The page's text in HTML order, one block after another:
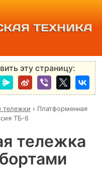
ТЕХНИКА
эту страницу:
тележки › Платформенная
ТБ-6
тележка